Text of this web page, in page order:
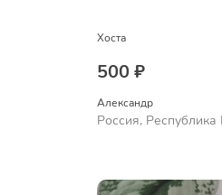
Хоста
500 ₽
Александр
Россия, Республика